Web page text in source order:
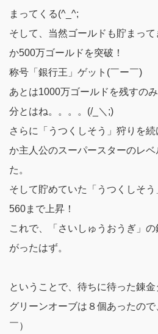
まってくる(^_^;
そして、当然ゴールドも貯まっ
か500万ゴールドを突破！
称号「銀行王」ゲット(￣ー￣)
あとは1000万ゴールドを残すの
分とはね。。。。(/_＼;)
さらに「うつくしそう」狩りを
か主人公のスーパースターのレ
た。
そして貯めていた「うつくしそう
560まで上昇！
これで、「さいしゅうおうぎ」
がったはず。
ということで、待ちに待った錬金
グリーンオーブは８個あったの
￣）